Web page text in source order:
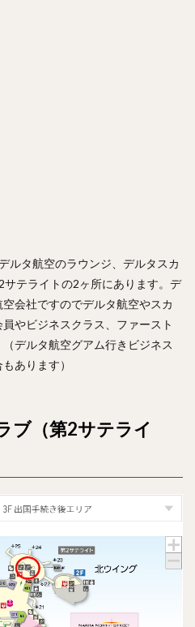
ルタ航空のラウンジ、デルタスカ
テライトの2ヶ所にあります。デ
会社ですのでデルタ航空やスカ
やビジネスクラス、ファースト
デルタ航空グアム行きビジネス
あります）
ブ（第2サテライ